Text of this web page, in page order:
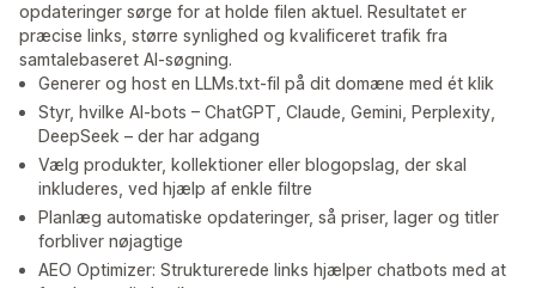
opdateringer sørge for at holde filen aktuel. Resultatet er
præcise links, større synlighed og kvalificeret trafik fra
samtalebaseret AI-søgning.
Generer og host en LLMs.txt-fil på dit domæne med ét klik
Styr, hvilke AI-bots – ChatGPT, Claude, Gemini, Perplexity,
DeepSeek – der har adgang
Vælg produkter, kollektioner eller blogopslag, der skal
inkluderes, ved hjælp af enkle filtre
Planlæg automatiske opdateringer, så priser, lager og titler
forbliver nøjagtige
AEO Optimizer: Strukturerede links hjælper chatbots med at